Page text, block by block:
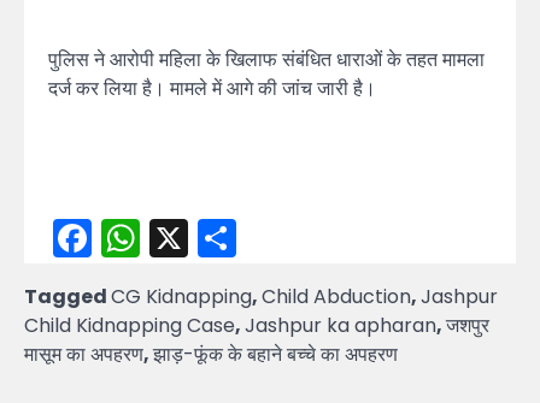
पुलिस ने आरोपी महिला के खिलाफ संबंधित धाराओं के तहत मामला
दर्ज कर लिया है। मामले में आगे की जांच जारी है।
Facebook
WhatsApp
X
TaggedCG Kidnapping,Child Abduction,Jashpur
Child Kidnapping Case,Jashpur ka apharan,जशपुर
मासूम का अपहरण,झाड़-फूंक के बहाने बच्चे का अपहरण